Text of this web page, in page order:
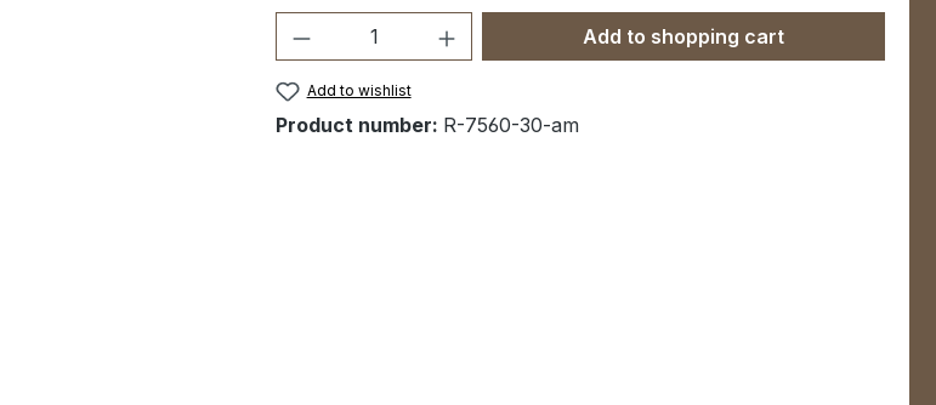
Product Quantity: Enter the desired amount
Add to shopping cart
Add to wishlist
Product number: R-7560-30-am